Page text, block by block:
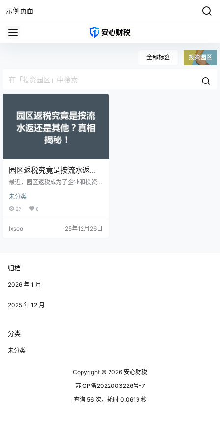
示例页面
全部标签 投资园区
园区返税究竟是按流水返还
是其他？真相揭秘！
最近，园区返税成为了企业和投资
断调整，很多人对园区返税的具体
计算方式产生了疑问，尤其是“园区
这个问题，澄清一些常见的误解。
策。这一政策旨在吸引更多企业入
究竟…
未分类
29 0
lxseo 25年12月26日
归档
2026 年 1 月
2025 年 12 月
分类
未分类
Copyright © 2026 安心财税
苏ICP备2022003226号-7
查询 56 次，耗时 0.0619 秒